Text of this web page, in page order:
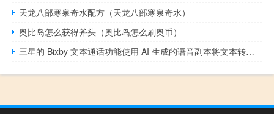
天龙八部寒泉奇水配方（天龙八部寒泉奇水）
奥比岛怎么获得斧头（奥比岛怎么刷奥币）
三星的 Bixby 文本通话功能使用 AI 生成的语音副本将文本转换为语音